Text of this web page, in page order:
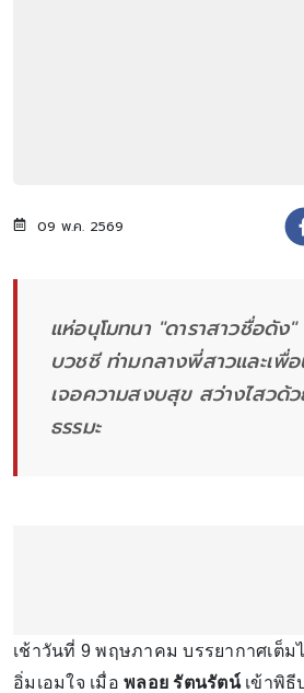
09 พ.ค. 2569
แห่อนุโมทนา "ดาราสาวชื่อดั
บวชชี ท่ามกลางพี่สาวและเพื่
เจอความสงบสุข สว่างไสวด้
ธรรมะ
เช้าวันที่ 9 พฤษภาคม บรรยากาศเต็ม
อิ่มเอมใจ เมื่อ พลอย รัตนรัตน์เข้าพิธี